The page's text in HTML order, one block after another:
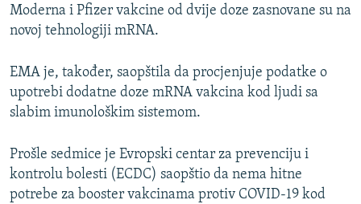
Moderna i Pfizer vakcine od dvije doze zasnovane su na
novoj tehnologiji mRNA.
EMA je, također, saopštila da procjenjuje podatke o
upotrebi dodatne doze mRNA vakcina kod ljudi sa
slabim imunološkim sistemom.
Prošle sedmice je Evropski centar za prevenciju i
kontrolu bolesti (ECDC) saopštio da nema hitne
potrebe za booster vakcinama protiv COVID-19 kod